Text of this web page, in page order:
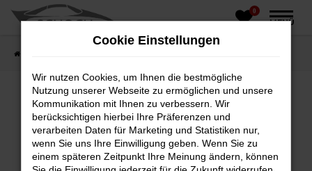
Zum
0
MENÜ
Fehler: Network Error
Beim Laden ist ein Fehler aufgetreten.
Hier sind ein paar Tipps, die dir helfen können:
Cookie Einstellungen
Wir nutzen Cookies, um Ihnen die bestmögliche
Nutzung unserer Webseite zu ermöglichen und unsere
Kommunikation mit Ihnen zu verbessern. Wir
berücksichtigen hierbei Ihre Präferenzen und
verarbeiten Daten für Marketing und Statistiken nur,
wenn Sie uns Ihre Einwilligung geben. Wenn Sie zu
einem späteren Zeitpunkt Ihre Meinung ändern, können